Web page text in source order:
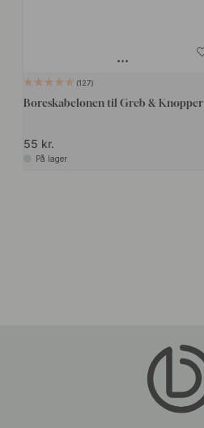
127
Boreskabelonen til Greb & Knopper
55 kr.
På lager